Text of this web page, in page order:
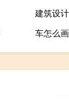
建筑设
车怎么